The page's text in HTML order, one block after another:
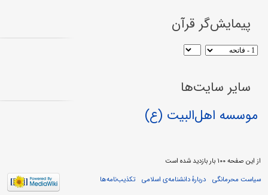
پیمایش‌گر قرآن
سایر سایت‌ها
موسسه اهل‌البیت (ع)
از این صفحه ۱۰۰ بار بازدید شده است
سیاست محرمانگی
دربارهٔ دانشنامه‌ی اسلامی تکذیب‌نامه‌ها